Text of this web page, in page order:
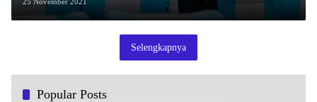
Selengkapnya
Popular Posts